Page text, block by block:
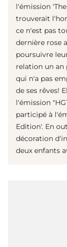
l'émission
trouverait
ce n'est pas
dernière rose
poursuivre
relation un an
qui n'a pas
de ses rêves!
l'émission
participé à
Edition'. En
décoration
deux enfants